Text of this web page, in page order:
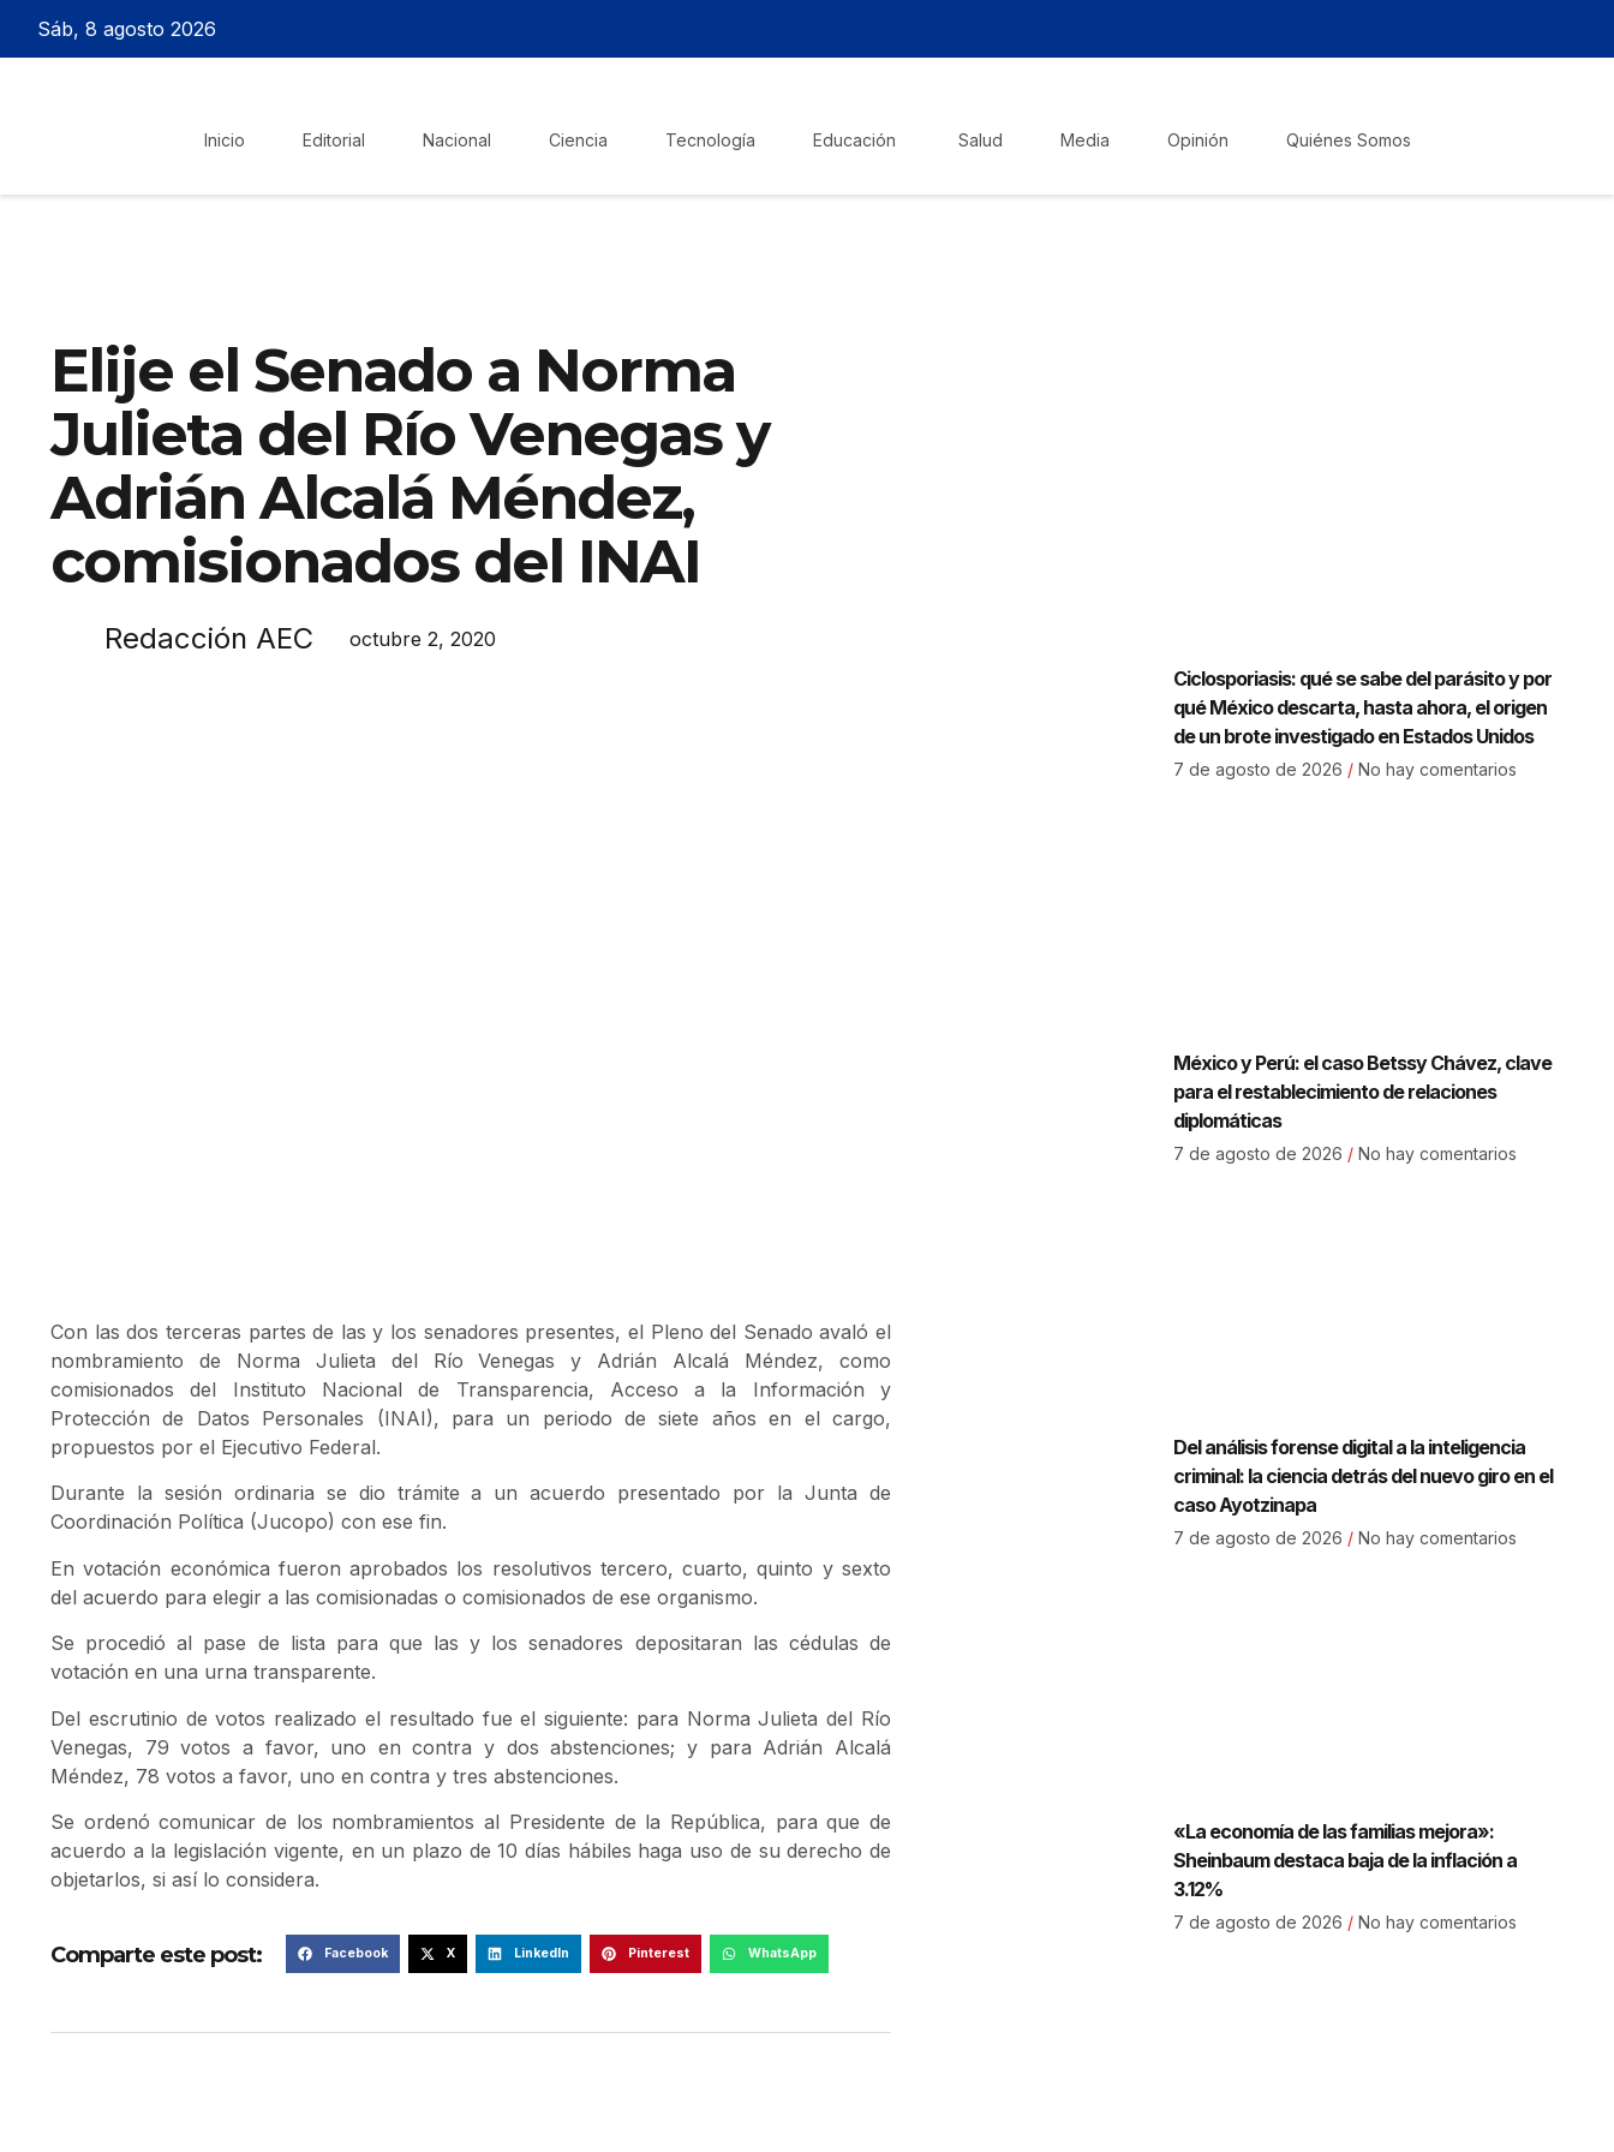
Sáb, 8 agosto 2026
Inicio Editorial Nacional Ciencia Tecnología Educación Salud Media Opinión Quiénes Somos
Elije el Senado a Norma
Julieta del Río Venegas y
Adrián Alcalá Méndez,
comisionados del INAI
Redacción AEC octubre 2, 2020
Con las dos terceras partes de las y los senadores presentes, el Pleno del Senado avaló el
nombramiento de Norma Julieta del Río Venegas y Adrián Alcalá Méndez, como
comisionados del Instituto Nacional de Transparencia, Acceso a la Información y
Protección de Datos Personales (INAI), para un periodo de siete años en el cargo,
propuestos por el Ejecutivo Federal.
Durante la sesión ordinaria se dio trámite a un acuerdo presentado por la Junta de
Coordinación Política (Jucopo) con ese fin.
En votación económica fueron aprobados los resolutivos tercero, cuarto, quinto y sexto
del acuerdo para elegir a las comisionadas o comisionados de ese organismo.
Se procedió al pase de lista para que las y los senadores depositaran las cédulas de
votación en una urna transparente.
Del escrutinio de votos realizado el resultado fue el siguiente: para Norma Julieta del Río
Venegas, 79 votos a favor, uno en contra y dos abstenciones; y para Adrián Alcalá
Méndez, 78 votos a favor, uno en contra y tres abstenciones.
Se ordenó comunicar de los nombramientos al Presidente de la República, para que de
acuerdo a la legislación vigente, en un plazo de 10 días hábiles haga uso de su derecho de
objetarlos, si así lo considera.
Comparte este post: Facebook X LinkedIn Pinterest WhatsApp
Ciclosporiasis: qué se sabe del parásito y por
qué México descarta, hasta ahora, el origen
de un brote investigado en Estados Unidos
7 de agosto de 2026 No hay comentarios
México y Perú: el caso Betssy Chávez, clave
para el restablecimiento de relaciones
diplomáticas
7 de agosto de 2026 No hay comentarios
Del análisis forense digital a la inteligencia
criminal: la ciencia detrás del nuevo giro en el
caso Ayotzinapa
7 de agosto de 2026 No hay comentarios
«La economía de las familias mejora»:
Sheinbaum destaca baja de la inflación a
3.12%
7 de agosto de 2026 No hay comentarios